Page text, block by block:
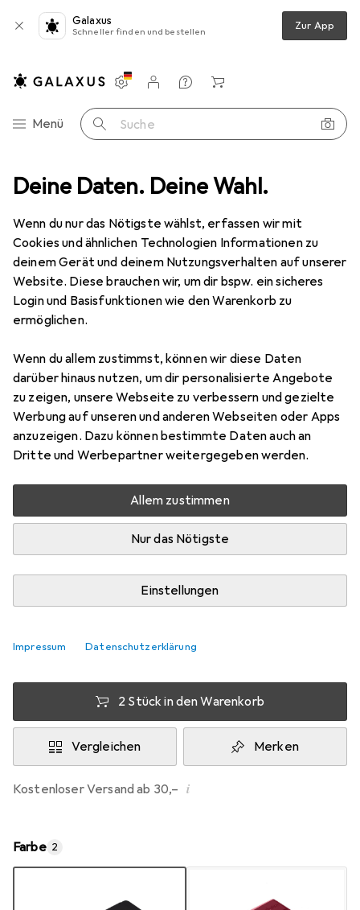
Deine Daten. Deine Wahl.
Wenn du nur das Nötigste wählst, erfassen wir mit
Cookies und ähnlichen Technologien Informationen zu
deinem Gerät und deinem Nutzungsverhalten auf unserer
Website. Diese brauchen wir, um dir bspw. ein sicheres
Login und Basisfunktionen wie den Warenkorb zu
ermöglichen.
Wenn du allem zustimmst, können wir diese Daten
darüber hinaus nutzen, um dir personalisierte Angebote
zu zeigen, unsere Webseite zu verbessern und gezielte
Werbung auf unseren und anderen Webseiten oder Apps
anzuzeigen. Dazu können bestimmte Daten auch an
Dritte und Werbepartner weitergegeben werden.
Allem zustimmen
Nur das Nötigste
Einstellungen
Impressum Datenschutzerklärung
Galaxus
Schneller finden und bestellen Zur App
Navigation nach Kategorien
Menü Suche
Einstellungen
Kundenkonto
Vergleichslisten
Merklisten
Warenkorb
Peripherie Speicher USB Stick
18 Bilder
MENGENRABATT
Verbatim Slider
32 GB, USB-A
Preis in EUR inkl. MwSt.
EUR
7,74
Bewertungen Marke
Zwischen Di, 11.8. und Do, 13.8. geliefert
Mehr als 10 Stück an Lager beim Lieferanten
Lieferort angeben für genaue Lieferzeit
2 Stück in den Warenkorb
Vergleichen Merken
Kostenloser Versand ab 30,– i
Farbe 2